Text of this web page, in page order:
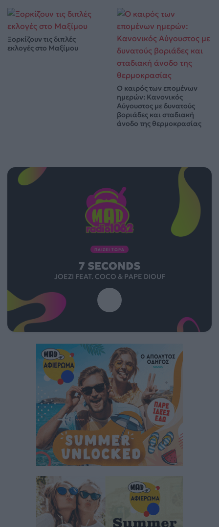
Ξορκίζουν τις διπλές
εκλογές στο Μαξίμου
Ο καιρός των επομένων
ημερών: Κανονικός
Αύγουστος με δυνατούς
βοριάδες και σταδιακή
άνοδο της θερμοκρασίας
ΠΑΙΖΕΙ ΤΩΡΑ
7 SECONDS
JOEZI FEAT. COCO & PAPE DIOUF